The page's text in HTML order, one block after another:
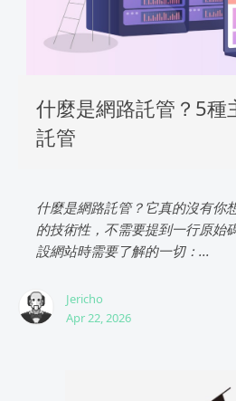
什麼是網路託管？5種
託管
什麼是網路託管？它真的沒有你
的技術性，不需要提到一行原始
設網站時需要了解的一切：...
Jericho
Apr 22, 2026